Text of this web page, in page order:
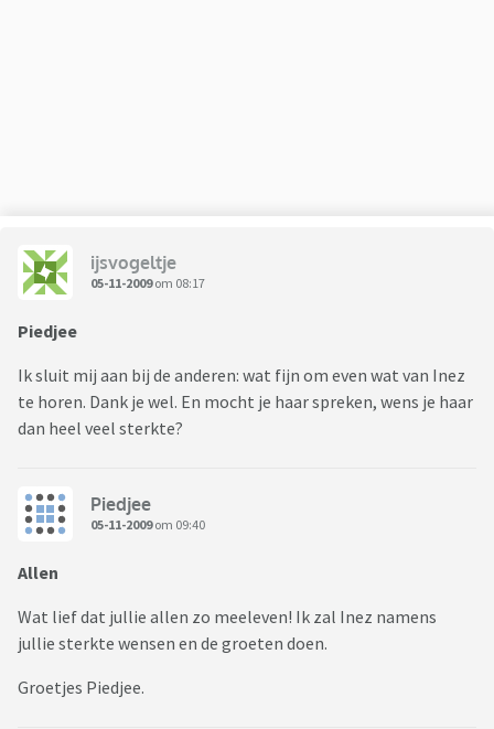
ijsvogeltje
05-11-2009om 08:17
Piedjee
Ik sluit mij aan bij de anderen: wat fijn om even wat van Inez
te horen. Dank je wel. En mocht je haar spreken, wens je haar
dan heel veel sterkte?
Piedjee
05-11-2009om 09:40
Allen
Wat lief dat jullie allen zo meeleven! Ik zal Inez namens
jullie sterkte wensen en de groeten doen.
Groetjes Piedjee.